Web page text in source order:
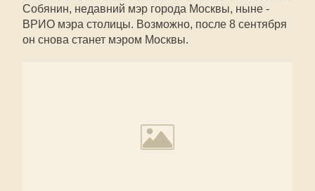
Собянин, недавний мэр города Москвы, ныне -
ВРИО мэра столицы. Возможно, после 8 сентября
он снова станет мэром Москвы.